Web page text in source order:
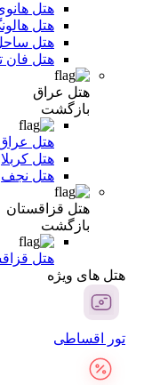
هتل
هتل
هتل
هتل فان
هتل عراق
بازگشت
هتل
هتل کربلا
هتل نجف
هتل قزاقستان
بازگشت
هتل
هتل های ویژه
تور اقساطی